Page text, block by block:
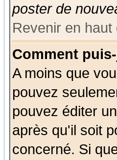
poster de
Revenir en haut
Comment
A moins que
pouvez
pouvez éditer
après qu'il soit
concerné. Si